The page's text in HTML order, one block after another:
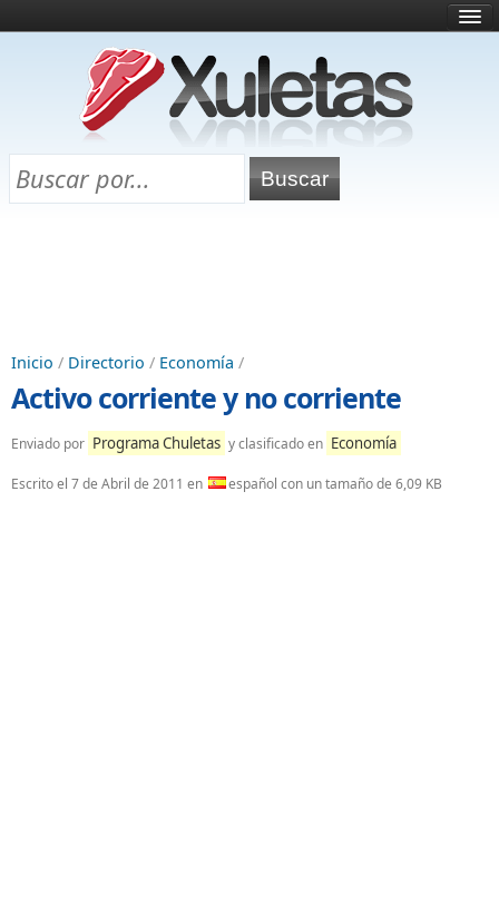
¿Qué es esto?
Directorio
Chuletas para exámenes
Inicio / Directorio / Economía /
Activo corriente y no corriente
Enviado por Programa Chuletas y clasificado en Economía
Escrito el 7 de Abril de 2011 en español con un tamaño de 6,09 KB